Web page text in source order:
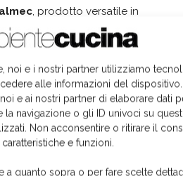
noi e i nostri partner utilizziamo
alle informazioni del
e ai nostri partner di elaborare dati
navigazione o gli ID univoci su
Non acconsentire o ritirare il
e funzioni.
a quanto sopra o per fare scelte
, prodotto versatile in
contemporanea, il
cappa, e ilprofilo lucido,
diuna strip Led
della cappa. Questo
di cottura e una gradevole